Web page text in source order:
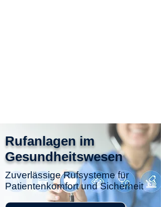
Rufanlagen im
Gesundheitswesen
Zuverlässige Rufsysteme für
Patientenkomfort und Sicherheit